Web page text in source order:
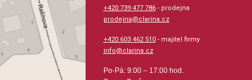
Obsazení:
+420 739 477 786- prodejna
prodejna@clarina.cz
+420 603 462 510- majitel firmy
info@clarina.cz
Po-Pá: 9:00 – 17:00 hod.